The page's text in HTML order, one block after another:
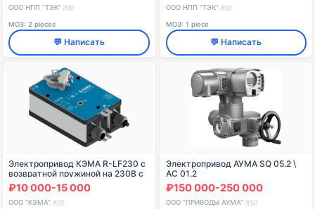
ООО НПП "ТЭК" 🇷🇺
МОЗ: 2 pieces
💬 Написать
ООО НПП "ТЭК" 🇷🇺
МОЗ: 1 piece
💬 Написать
Электропривод КЭМА R-LF230 с
возвратной пружиной на 230В с
крутящим моментом 5Нм, для
воздушных заслонок систем
вентиляции.
₽10 000-15 000
ООО "КЭМА" 🇷🇺
Электропривод АУМА SQ 05.2 \
AC 01.2
₽150 000-250 000
ООО "ПРИВОДЫ АУМА" 🇷🇺